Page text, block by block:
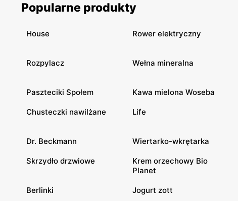
Popularne produkty
House Rower elektryczny
Rozpylacz Wełna mineralna
Paszteciki Społem Kawa mielona Woseba
Chusteczki nawilżane Life
Dr. Beckmann Wiertarko-wkrętarka
Skrzydło drzwiowe
Krem orzechowy Bio
Planet
Berlinki Jogurt zott